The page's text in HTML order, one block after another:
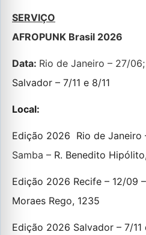
SERVIÇO
AFROPUNK Brasil 2026
Data: Rio de Janeiro – 27/06;
Salvador – 7/11 e 8/11
Local:
Edição 2026 Rio de Janeiro
Samba – R. Benedito
Edição 2026 Recife – 12/09
Moraes Rego, 1235
Edição 2026 Salvador – 7/11